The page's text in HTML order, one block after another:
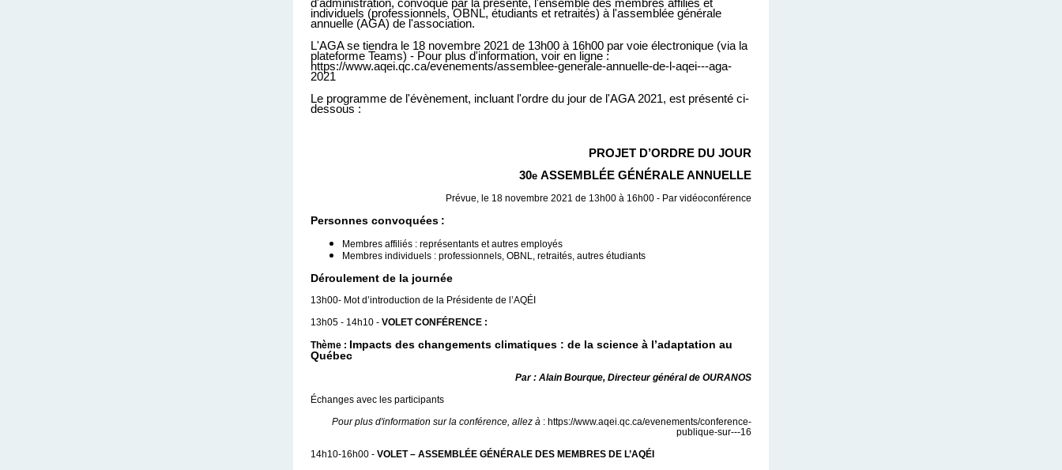
d'administration, convoque par la présente, l'ensemble des membres affiliés et
individuels (professionnels, OBNL, étudiants et retraités) à l'assemblée générale
annuelle (AGA) de l'association.
L'AGA se tiendra le 18 novembre 2021 de 13h00 à 16h00 par voie électronique (via la
plateforme Teams) - Pour plus d'information, voir en ligne :
https://www.aqei.qc.ca/evenements/assemblee-generale-annuelle-de-l-aqei---aga-
2021
Le programme de l'évènement, incluant l'ordre du jour de l'AGA 2021, est présenté ci-
dessous :
PROJET D’ORDRE DU JOUR
30e ASSEMBLÉE GÉNÉRALE ANNUELLE
Prévue, le 18 novembre 2021 de 13h00 à 16h00 - Par vidéoconférence
Personnes convoquées :
Membres affiliés : représentants et autres employés
Membres individuels : professionnels, OBNL, retraités, autres étudiants
Déroulement de la journée
13h00- Mot d’introduction de la Présidente de l’AQÉI
13h05 - 14h10 - VOLET CONFÉRENCE :
Thème : Impacts des changements climatiques : de la science à l’adaptation au
Québec
Par : Alain Bourque, Directeur général de OURANOS
Échanges avec les participants
Pour plus d'information sur la conférence, allez à : https://www.aqei.qc.ca/evenements/conference-
publique-sur---16
14h10-16h00 - VOLET – ASSEMBLÉE GÉNÉRALE DES MEMBRES DE L’AQÉI